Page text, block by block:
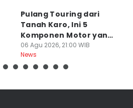
Pulang Touring dari
Tanah Karo, Ini 5
Komponen Motor yang
Wajib Dicek
06 Agu 2026, 21:00 WIB
News